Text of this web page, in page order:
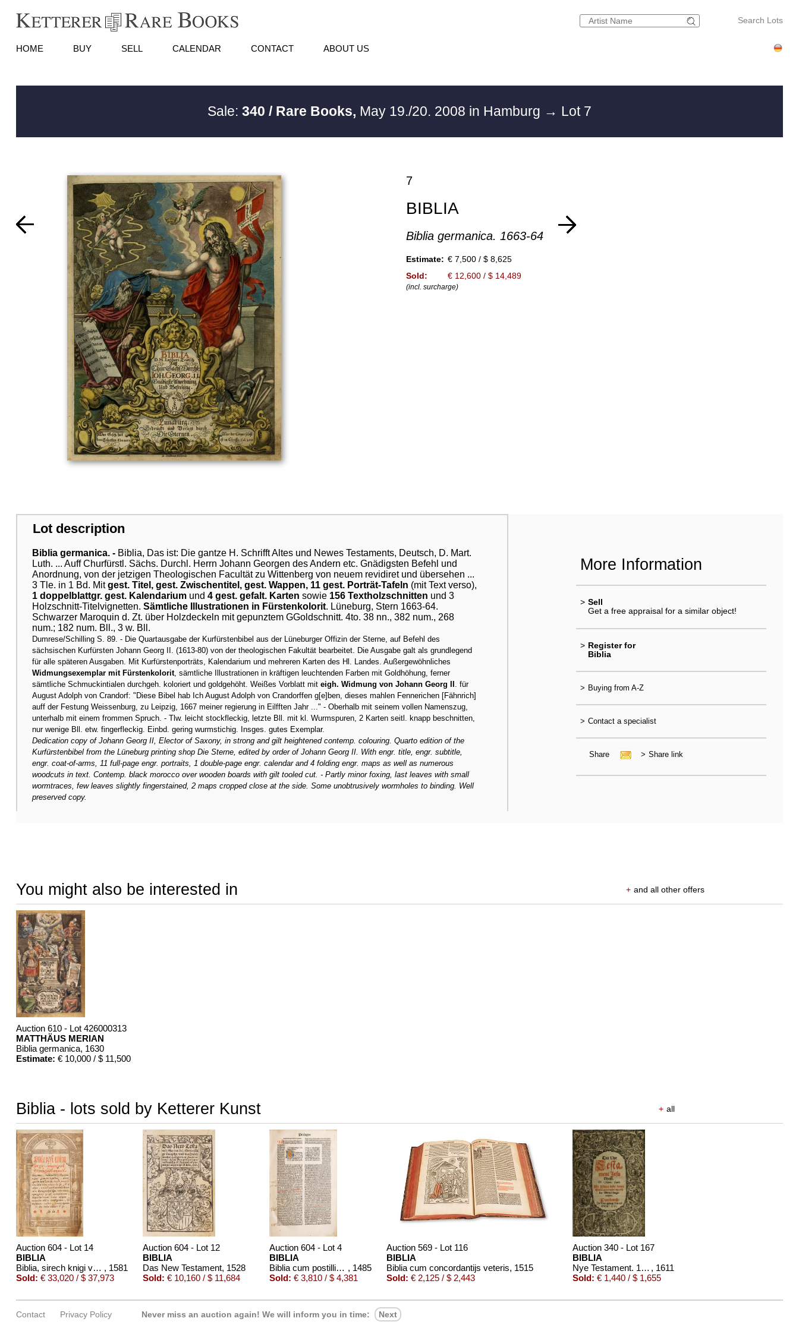
Search Lots
HOME BUY SELL CALENDAR CONTACT ABOUT US
Sale: 340 / Rare Books, May 19./20. 2008 in Hamburg → Lot 7
7
BIBLIA
Biblia germanica. 1663-64
Estimate: € 7,500 / $ 8,625
Sold:
€ 12,600 / $ 14,489
(incl. surcharge)
Lot description
Biblia germanica. -Biblia, Das ist: Die gantze H. Schrifft Altes und Newes Testaments, Deutsch, D. Mart.
Luth. ... Auff Churfürstl. Sächs. Durchl. Herrn Johann Georgen des Andern etc. Gnädigsten Befehl und
Anordnung, von der jetzigen Theologischen Facultät zu Wittenberg von neuem revidiret und übersehen ...
3 Tle. in 1 Bd. Mitgest. Titel, gest. Zwischentitel, gest. Wappen, 11 gest. Porträt-Tafeln (mit Text verso),
1 doppelblattgr. gest. Kalendariumund 4 gest. gefalt. Karten sowie 156 Textholzschnitten und 3
Holzschnitt-Titelvignetten. Sämtliche Illustrationen in Fürstenkolorit. Lüneburg, Stern 1663-64.
Schwarzer Maroquin d. Zt. über Holzdeckeln mit gepunztem GGoldschnitt. 4to. 38 nn., 382 num., 268
num.; 182 num. Bll., 3 w. Bll.
Dumrese/Schilling S. 89. - Die Quartausgabe der Kurfürstenbibel aus der Lüneburger Offizin der Sterne, auf Befehl des
sächsischen Kurfürsten Johann Georg II. (1613-80) von der theologischen Fakultät bearbeitet. Die Ausgabe galt als grundlegend
für alle späteren Ausgaben. Mit Kurfürstenporträts, Kalendarium und mehreren Karten des Hl. Landes. Außergewöhnliches
Widmungsexemplar mit Fürstenkolorit, sämtliche Illustrationen in kräftigen leuchtenden Farben mit Goldhöhung, ferner
sämtliche Schmuckintialen durchgeh. koloriert und goldgehöht. Weißes Vorblatt mit eigh. Widmung von Johann Georg II . für
August Adolph von Crandorf: "Diese Bibel hab Ich August Adolph von Crandorffen g[e]ben, dieses mahlen Fennerichen [Fähnrich]
auff der Festung Weissenburg, zu Leipzig, 1667 meiner regierung in Eilfften Jahr ..." - Oberhalb mit seinem vollen Namenszug,
unterhalb mit einem frommen Spruch. - Tlw. leicht stockfleckig, letzte Bll. mit kl. Wurmspuren, 2 Karten seitl. knapp beschnitten,
nur wenige Bll. etw. fingerfleckig. Einbd. gering wurmstichig. Insges. gutes Exemplar.
Dedication copy of Johann Georg II, Elector of Saxony, in strong and gilt heightened contemp. colouring. Quarto edition of the
Kurfürstenbibel from the Lüneburg printing shop Die Sterne, edited by order of Johann Georg II. With engr. title, engr. subtitle,
engr. coat-of-arms, 11 full-page engr. portraits, 1 double-page engr. calendar and 4 folding engr. maps as well as numerous
woodcuts in text. Contemp. black morocco over wooden boards with gilt tooled cut. - Partly minor foxing, last leaves with small
wormtraces, few leaves slightly fingerstained, 2 maps cropped close at the side. Some unobtrusively wormholes to binding. Well
preserved copy.
More Information
> Sell
Get a free appraisal for a similar object!
> Register for
Biblia
> Buying from A-Z
> Contact a specialist
Share > Share link
You might also be interested in + and all other offers
Auction 610 - Lot 426000313
MATTHÄUS MERIAN
Biblia germanica, 1630
Estimate: € 10,000 / $ 11,500
Biblia - lots sold by Ketterer Kunst + all
Auction 604 - Lot 14
BIBLIA
Biblia, sirech knigi vetkhago i novago saveta. Ostrog , 1581
Sold: € 33,020 / $ 37,973
Auction 604 - Lot 12
BIBLIA
Das New Testament, 1528
Sold: € 10,160 / $ 11,684
Auction 604 - Lot 4
BIBLIA
Biblia cum postillis Nicolai de Lyra , 1485
Sold: € 3,810 / $ 4,381
Auction 569 - Lot 116
BIBLIA
Biblia cum concordantijs veteris, 1515
Sold: € 2,125 / $ 2,443
Auction 340 - Lot 167
BIBLIA
Nye Testament. 1611 , 1611
Sold: € 1,440 / $ 1,655
Contact Privacy Policy Never miss an auction again! We will inform you in time: Next